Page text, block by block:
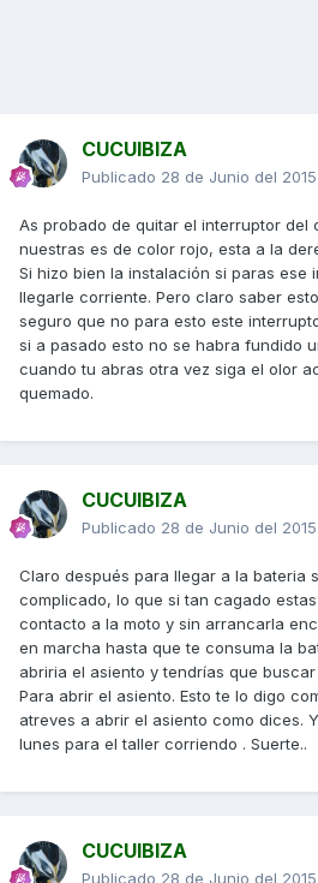
CUCUIBIZA
Publicado 28 de Junio del 2015
As probado de quitar el interruptor del
nuestras es de color rojo, esta a la
Si hizo bien la instalación si paras ese
llegarle corriente. Pero claro saber
seguro que no para esto este
si a pasado esto no se habra fundido
cuando tu abras otra vez siga el olor
quemado.
CUCUIBIZA
Publicado 28 de Junio del 2015
Claro después para llegar a la bateria
complicado, lo que si tan cagado
contacto a la moto y sin arrancarla
en marcha hasta que te consuma la
abriria el asiento y tendrías que
Para abrir el asiento. Esto te lo digo
atreves a abrir el asiento como dices.
lunes para el taller corriendo . Suerte..
CUCUIBIZA
Publicado 28 de Junio del 2015